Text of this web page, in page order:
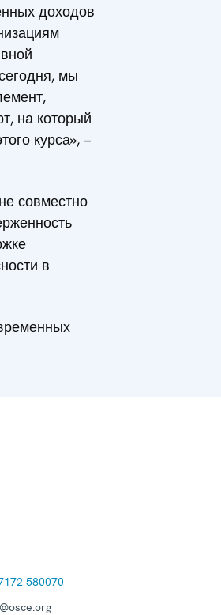
доходов
мы
на который
курса», –
совместно
в
580070